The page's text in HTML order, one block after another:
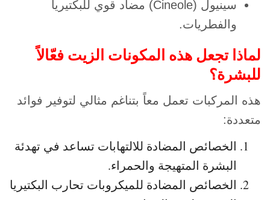
سينيول (Cineole) مضاد قوي للبكتيريا
والفطريات.
لماذا تجعل هذه المكونات الزيت فعّالاً
للبشرة؟
هذه المركبات تعمل معاً بتناغم مثالي لتوفير فوائد
متعددة:
الخصائص المضادة للالتهابات تساعد في تهدئة
البشرة المتهيجة والحمراء.
الخصائص المضادة للميكروبات تحارب البكتيريا